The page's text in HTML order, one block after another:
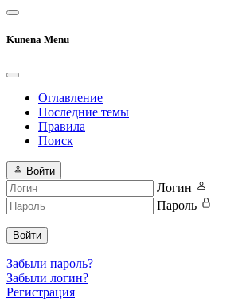
Kunena Menu
Оглавление
Последние темы
Правила
Поиск
Войти
Логин
Пароль
Войти
Забыли пароль?
Забыли логин?
Регистрация